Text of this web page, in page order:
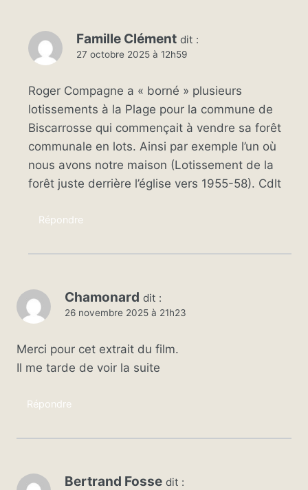
Famille Clément dit :
27 octobre 2025 à 12h59
Roger Compagne a « borné » plusieurs
lotissements à la Plage pour la commune de
Biscarrosse qui commençait à vendre sa forêt
communale en lots. Ainsi par exemple l’un où
nous avons notre maison (Lotissement de la
forêt juste derrière l’église vers 1955-58). Cdlt
Répondre
Chamonard dit :
26 novembre 2025 à 21h23
Merci pour cet extrait du film.
Il me tarde de voir la suite
Répondre
Bertrand Fosse dit :